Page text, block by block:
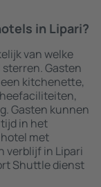
in Lipari?
van welke
Gasten
kitchenette,
Gasten kunnen
in het
met
verblijf in Lipari
Shuttle dienst